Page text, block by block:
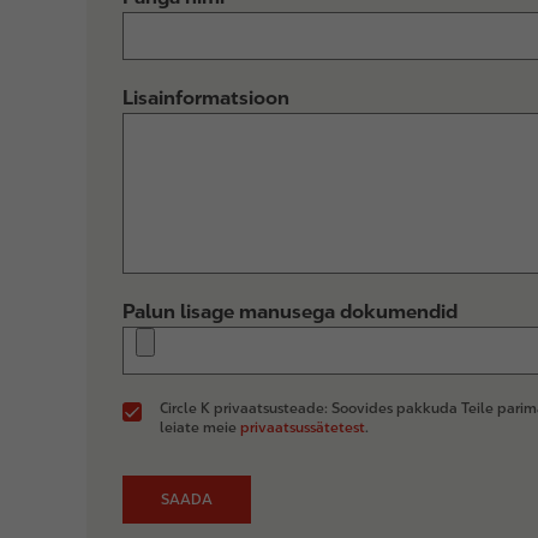
Lisainformatsioon
Palun lisage manusega dokumendid
Circle K privaatsusteade: Soovides pakkuda Teile
leiate meie privaatsussätetest.